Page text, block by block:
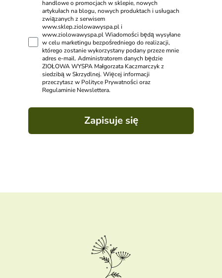
handlowe o promocjach w sklepie, nowych
artykułach na blogu, nowych produktach i usługach
związanych z serwisem
www.sklep.ziolowawyspa.pl i
www.ziolowawyspa.pl Wiadomości będą wysyłane
w celu marketingu bezpośredniego do realizacji,
którego zostanie wykorzystany podany przeze mnie
adres e-mail. Administratorem danych będzie
ZIOŁOWA WYSPA Małgorzata Kaczmarczyk z
siedzibą w Skrzydlnej. Więcej informacji
przeczytasz w Polityce Prywatności oraz
Regulaminie Newslettera.
Zapisuje się